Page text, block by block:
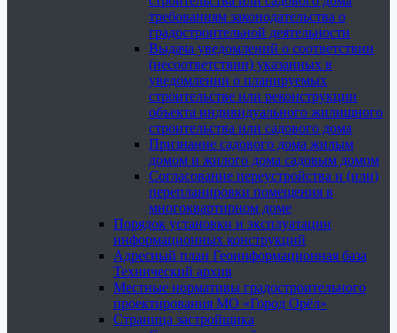
требованиям законодательства о
градостроительной деятельности
Выдача уведомлений о соответствии
(несоответствии) указанных в
уведомлении о планируемых
строительстве или реконструкции
объекта индивидуального жилищного
строительства или садового дома
Признание садового дома жилым
домом и жилого дома садовым домом
Согласование переустройства и (или)
перепланировки помещения в
многоквартирном доме
Порядок установки и эксплуатации
информационных конструкций
Адресный план Геоинформационная база
Технический архив
Местные нормативы градостроительного
проектирования МО «Город Орёл»
Страница застройщика